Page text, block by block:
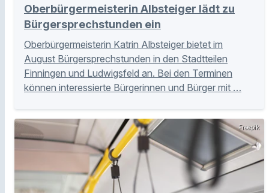
Oberbürgermeisterin Albsteiger lädt zu
Bürgersprechstunden ein
Oberbürgermeisterin Katrin Albsteiger bietet im
August Bürgersprechstunden in den Stadtteilen
Finningen und Ludwigsfeld an. Bei den Terminen
können interessierte Bürgerinnen und Bürger mit …
Freepik